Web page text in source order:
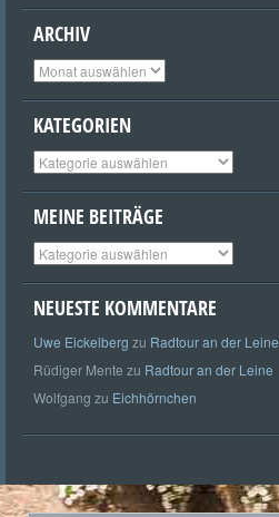
ARCHIV
Archiv
KATEGORIEN
Kategorien
MEINE BEITRÄGE
Meine
Beiträge
NEUESTE KOMMENTARE
Uwe Eickelberg zu Radtour an der Leine
Rüdiger Mente zu Radtour an der Leine
Wolfgang zu Eichhörnchen